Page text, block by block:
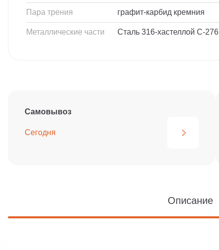
Пара трения графит-карбид кремния
Металлические части Сталь 316-хастеллой С-276
Самовывоз
Сегодня
Описание